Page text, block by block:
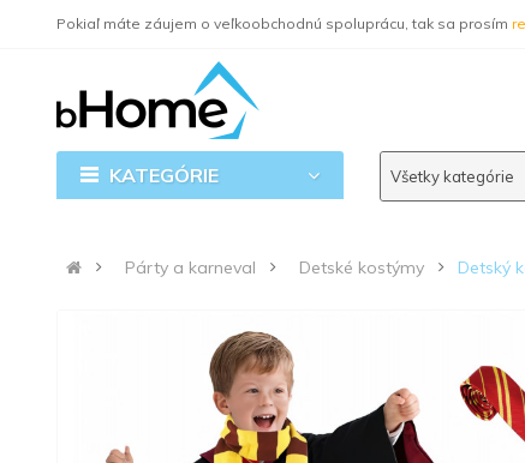
Pokiaľ máte záujem o veľkoobchodnú spoluprácu, tak sa prosím
KATEGÓRIE Všetky kategórie
Párty a karneval Detské kostýmy Detský